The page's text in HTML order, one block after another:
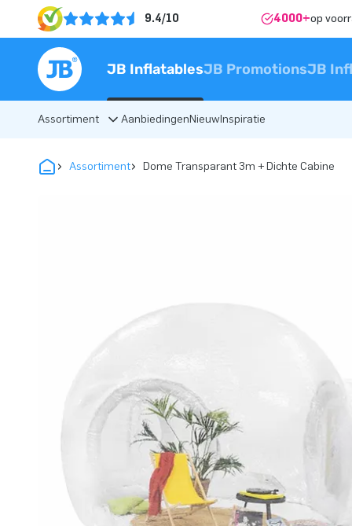
9.4/10 4000+op
JB InflatablesJB PromotionsJB
Assortiment AanbiedingenNieuwInspiratie
Assortiment Dome Transparant 3m + Dichte Cabine